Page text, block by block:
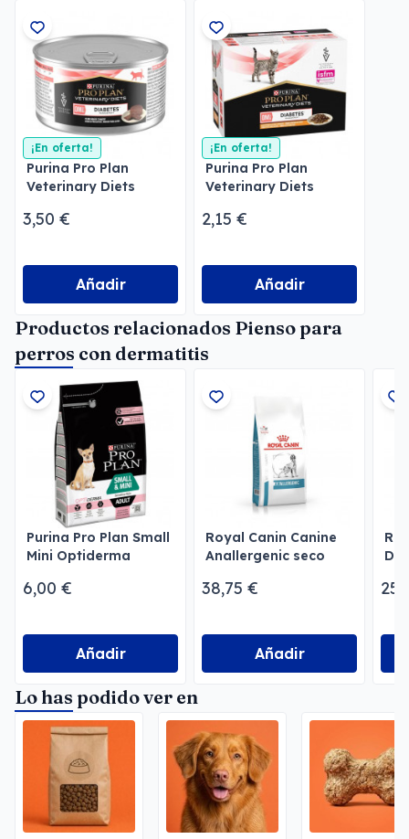
¡En oferta!
Purina Pro Plan
Veterinary Diets
3,50 €
Añadir
¡En oferta!
Purina Pro Plan
Veterinary Diets
Pollo
2,15 €
Añadir
Productos relacionados Pienso para
perros con dermatitis
Purina Pro Plan Small
Mini Optiderma
6,00 €
Añadir
Royal Canin Canine
Anallergenic seco
38,75 €
Añadir
Lo has podido ver en